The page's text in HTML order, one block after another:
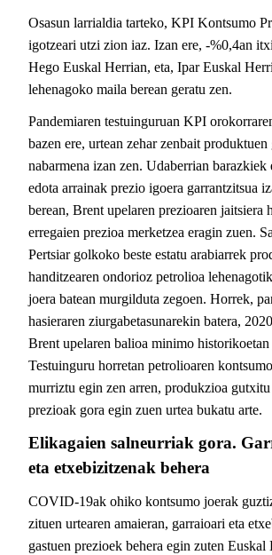
Osasun larrialdia tarteko, KPI Kontsumo
igotzeari utzi zion iaz. Izan ere, -%0,4an
Hego Euskal Herrian, eta, Ipar Euskal
lehenagoko maila berean geratu zen.
Pandemiaren testuinguruan KPI
bazen ere, urtean zehar zenbait produktuen
nabarmena izan zen. Udaberrian barazkiek
edota arrainak prezio igoera garrantzitsua
berean, Brent upelaren prezioaren jaitsiera
erregaien prezioa merketzea eragin zuen.
Pertsiar golkoko beste estatu arabiarrek
handitzearen ondorioz petrolioa
joera batean murgilduta zegoen. Horrek,
hasieraren ziurgabetasunarekin batera,
Brent upelaren balioa minimo historikoetan
Testuinguru horretan petrolioaren
murriztu egin zen arren, produkzioa gutxitu
prezioak gora egin zuen urtea bukatu arte.
Elikagaien salneurriak gora.
eta etxebizitzenak behera
COVID-19ak ohiko kontsumo joerak
zituen urtearen amaieran, garraioari eta
gastuen prezioek behera egin zuten